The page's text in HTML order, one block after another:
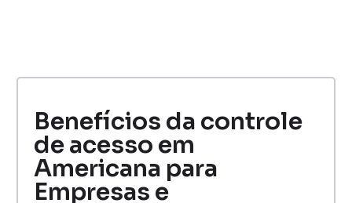
Benefícios da controle
de acesso em
Americana para
Empresas e